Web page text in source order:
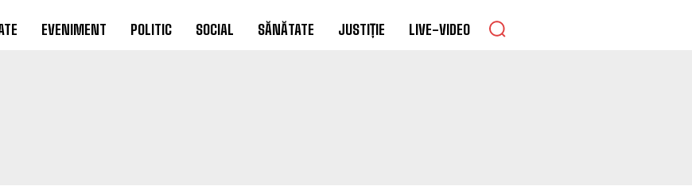
EVENIMENT POLITIC SOCIAL SĂNĂTATE JUSTIȚIE LIVE-VIDEO